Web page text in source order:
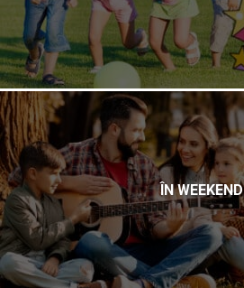
ÎN WEEKEND